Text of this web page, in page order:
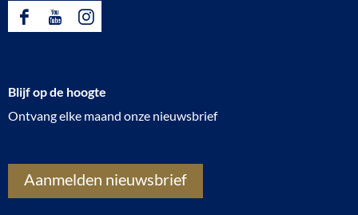
F
e
b
o
k
Y
T
u
E
I
t
a
a
Blijf op de hoogte
Ontvang elke maand onze nieuwsbrief
Aanmelden nieuwsbrief